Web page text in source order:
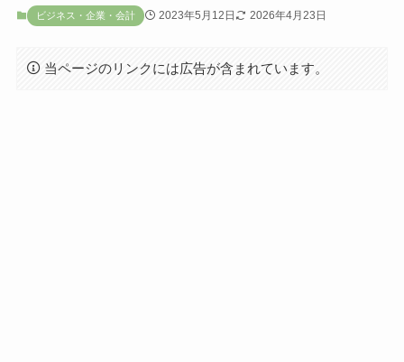
ビジネス・企業・会計 2023年5月12日 2026年4月23日
当ページのリンクには広告が含まれています。